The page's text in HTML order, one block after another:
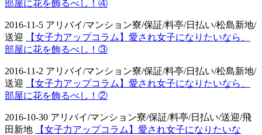
部屋に花を飾るべし！④
2016-11-5 アリバイ/マンション寮/保証/料亭/日払い/松島新地/
送迎
【女子力アップコラム】愛され女子になりたいなら、
部屋に花を飾るべし！③
2016-11-2 アリバイ/マンション寮/保証/料亭/日払い/松島新地/
送迎
【女子力アップコラム】愛され女子になりたいなら、
部屋に花を飾るべし！②
2016-10-30 アリバイ/マンション寮/保証/料亭/日払い/送迎/飛
田新地
【女子力アップコラム】愛され女子になりたいな